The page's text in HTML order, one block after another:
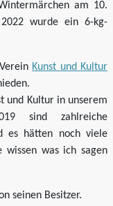
am 10.
wurde ein 6-kg-
Kunst und Kultur
und Kultur in unserem
sind zahlreiche
es hätten noch viele
wissen was ich sagen
seinen Besitzer.